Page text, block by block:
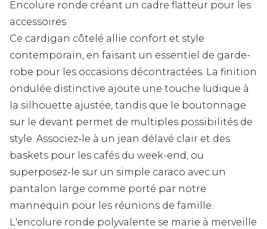
Encolure ronde créant un cadre flatteur pour les
accessoires
Ce cardigan côtelé allie confort et style
contemporain, en faisant un essentiel de garde-
robe pour les occasions décontractées. La finition
ondulée distinctive ajoute une touche ludique à
la silhouette ajustée, tandis que le boutonnage
sur le devant permet de multiples possibilités de
style. Associez-le à un jean délavé clair et des
baskets pour les cafés du week-end, ou
superposez-le sur un simple caraco avec un
pantalon large comme porté par notre
mannequin pour les réunions de famille.
L'encolure ronde polyvalente se marie à merveille